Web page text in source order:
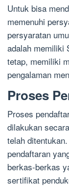
Untuk bisa
memenuhi
persyaratan
adalah memiliki
tetap, memiliki
pengalaman
Proses
Proses
dilakukan
telah
pendaftaran
berkas-berkas
sertifikat